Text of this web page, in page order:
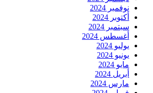
نوفمبر 2024
أكتوبر 2024
سبتمبر 2024
أغسطس 2024
يوليو 2024
يونيو 2024
مايو 2024
أبريل 2024
مارس 2024